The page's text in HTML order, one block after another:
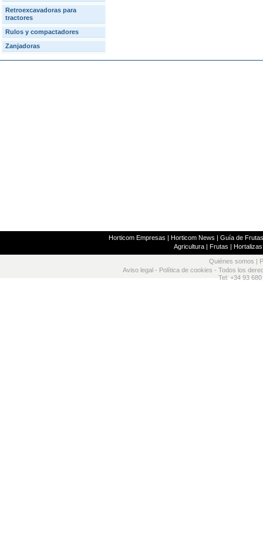
Retroexcavadoras para
tractores
Rulos y compactadores
Zanjadoras
Horticom Empresas | Horticom News | Guía de
Agricultura| Frutas | Hortalizas
Quiénes somos
Aviso legal - Política de cookies - Todos los
Tel: +34 93